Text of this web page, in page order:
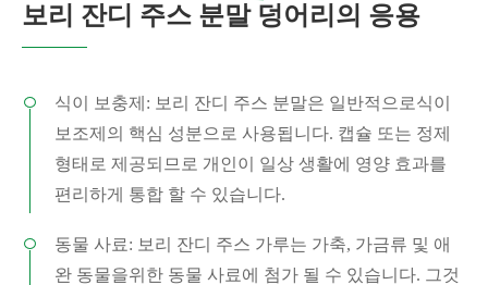
보리 잔디 주스 분말 덩어리의 응용
식이 보충제: 보리 잔디 주스 분말은 일반적으로식이
보조제의 핵심 성분으로 사용됩니다. 캡슐 또는 정제
형태로 제공되므로 개인이 일상 생활에 영양 효과를
편리하게 통합 할 수 있습니다.
동물 사료: 보리 잔디 주스 가루는 가축, 가금류 및 애
완 동물을위한 동물 사료에 첨가 될 수 있습니다. 그것